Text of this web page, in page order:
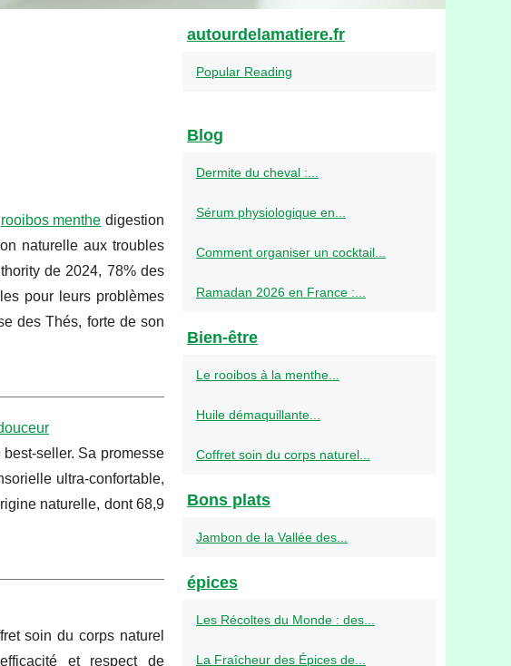
rooibos menthe digestion
naturelle aux troubles
de 2024, 78% des
pour leurs problèmes
des Thés, forte de son
seller. Sa promesse
ultra-confortable,
naturelle, dont 68,9
soin du corps naturel
et respect de
autourdelamatiere.fr
Popular Reading
Blog
Dermite du cheval :...
Sérum physiologique en...
Comment organiser un cocktail...
Ramadan 2026 en France :...
Bien-être
Le rooibos à la menthe...
Huile démaquillante...
Coffret soin du corps naturel...
Bons plats
Jambon de la Vallée des...
épices
Les Récoltes du Monde : des...
La Fraîcheur des Épices de...